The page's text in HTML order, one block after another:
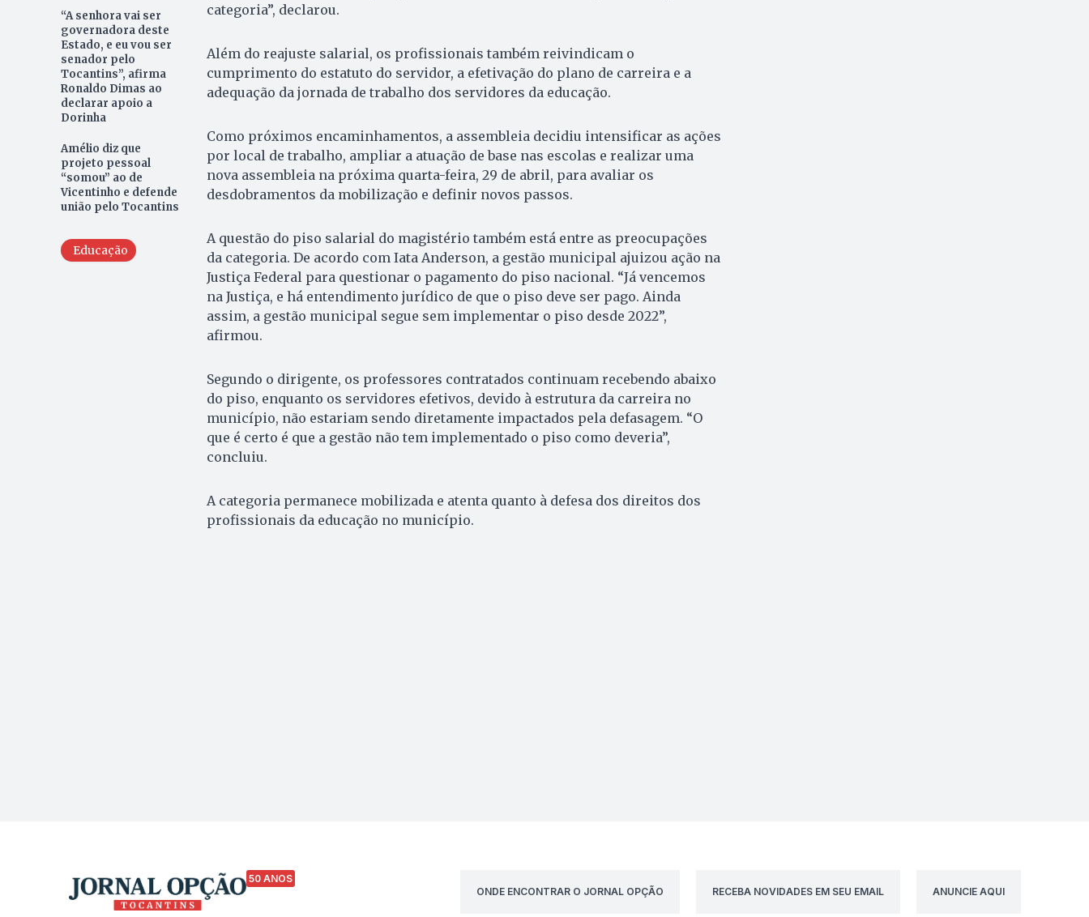
“A senhora vai ser
governadora deste
Estado, e eu vou ser
senador pelo
Tocantins”, afirma
Ronaldo Dimas ao
declarar apoio a
Dorinha
Amélio diz que
projeto pessoal
“somou” ao de
Vicentinho e defende
união pelo Tocantins
Educação
categoria”, declarou.
Além do reajuste salarial, os profissionais também reivindicam o
cumprimento do estatuto do servidor, a efetivação do plano de carreira e a
adequação da jornada de trabalho dos servidores da educação.
Como próximos encaminhamentos, a assembleia decidiu intensificar as ações
por local de trabalho, ampliar a atuação de base nas escolas e realizar uma
nova assembleia na próxima quarta-feira, 29 de abril, para avaliar os
desdobramentos da mobilização e definir novos passos.
A questão do piso salarial do magistério também está entre as preocupações
da categoria. De acordo com Iata Anderson, a gestão municipal ajuizou ação na
Justiça Federal para questionar o pagamento do piso nacional. “Já vencemos
na Justiça, e há entendimento jurídico de que o piso deve ser pago. Ainda
assim, a gestão municipal segue sem implementar o piso desde 2022”,
afirmou.
Segundo o dirigente, os professores contratados continuam recebendo abaixo
do piso, enquanto os servidores efetivos, devido à estrutura da carreira no
município, não estariam sendo diretamente impactados pela defasagem. “O
que é certo é que a gestão não tem implementado o piso como deveria”,
concluiu.
A categoria permanece mobilizada e atenta quanto à defesa dos direitos dos
profissionais da educação no município.
50 ANOS
ONDE ENCONTRAR O JORNAL OPÇÃO
RECEBA NOVIDADES EM SEU EMAIL ANUNCIE AQUI